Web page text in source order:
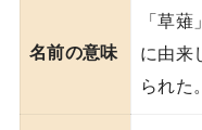
名前の意味
「草
に由来
られた。